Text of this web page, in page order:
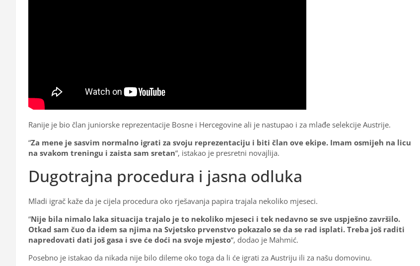
Ranije je bio član juniorske reprezentacije Bosne i Hercegovine ali je nastupao i za mlađe selekcije Austrije.
“Za mene je sasvim normalno igrati za svoju reprezentaciju i biti član ove ekipe. Imam osmijeh na licu
na svakom treningu i zaista sam sretan“, istakao je presretni novajlija.
Dugotrajna procedura i jasna odluka
Mladi igrač kaže da je cijela procedura oko rješavanja papira trajala nekoliko mjeseci.
“Nije bila nimalo laka situacija trajalo je to nekoliko mjeseci i tek nedavno se sve uspješno završilo.
Otkad sam čuo da idem sa njima na Svjetsko prvenstvo pokazalo se da se rad isplati. Treba još raditi
napredovati dati još gasa i sve će doći na svoje mjesto“, dodao je Mahmić.
Posebno je istakao da nikada nije bilo dileme oko toga da li će igrati za Austriju ili za našu domovinu.